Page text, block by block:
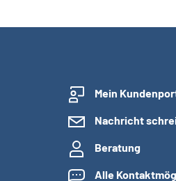
Mein
Nachricht
Beratung
Alle